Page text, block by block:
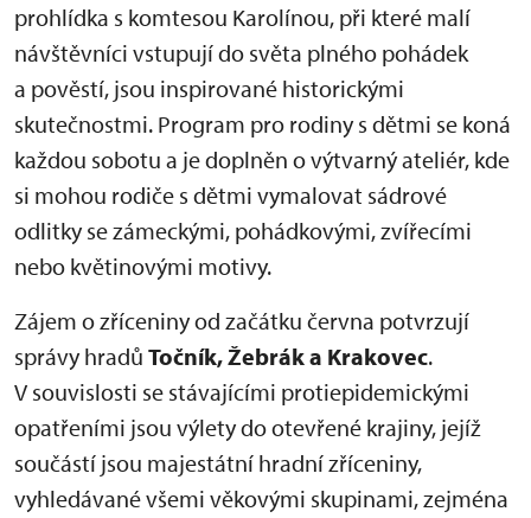
prohlídka s komtesou Karolínou, při které malí
návštěvníci vstupují do světa plného pohádek
a pověstí, jsou inspirované historickými
skutečnostmi. Program pro rodiny s dětmi se koná
každou sobotu a je doplněn o výtvarný ateliér, kde
si mohou rodiče s dětmi vymalovat sádrové
odlitky se zámeckými, pohádkovými, zvířecími
nebo květinovými motivy.
Zájem o zříceniny od začátku června potvrzují
správy hradů Točník, Žebrák a Krakovec.
V souvislosti se stávajícími protiepidemickými
opatřeními jsou výlety do otevřené krajiny, jejíž
součástí jsou majestátní hradní zříceniny,
vyhledávané všemi věkovými skupinami, zejména